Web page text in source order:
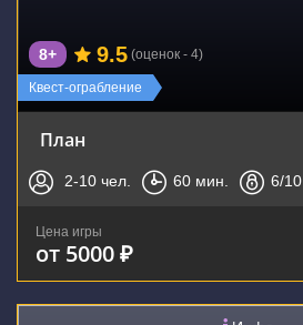
Квест-ограбление
8+ 9.5 (оценок - 4)
План
2-10 чел. 60 мин. 6/10
Цена игры
от 5000 ₽